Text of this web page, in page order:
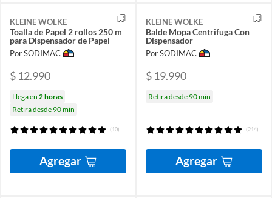
KLEINE WOLKE
Toalla de Papel 2 rollos 250 m
para Dispensador de Papel
Por SODIMAC
$ 12.990
Llega en 2 horas
Retira desde 90 min
(10)
Agregar
KLEINE WOLKE
Balde Mopa Centrifuga Con
Dispensador
Por SODIMAC
$ 19.990
Retira desde 90 min
(214)
Agregar